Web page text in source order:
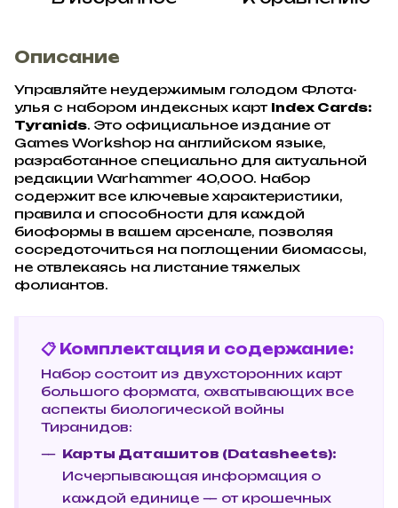
Описание
Управляйте неудержимым голодом Флота-
улья с набором индексных карт Index Cards:
Tyranids. Это официальное издание от
Games Workshop на английском языке,
разработанное специально для актуальной
редакции Warhammer 40,000. Набор
содержит все ключевые характеристики,
правила и способности для каждой
биоформы в вашем арсенале, позволяя
сосредоточиться на поглощении биомассы,
не отвлекаясь на листание тяжелых
фолиантов.
📋 Комплектация и содержание:
Набор состоит из двухсторонних карт
большого формата, охватывающих все
аспекты биологической войны
Тиранидов:
Карты Даташитов (Datasheets):
Исчерпывающая информация о
каждой единице — от крошечных